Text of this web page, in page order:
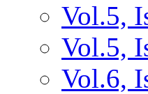
Vol.5,
Vol.5,
Vol.6,